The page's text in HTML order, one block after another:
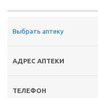
Выбрать аптеку